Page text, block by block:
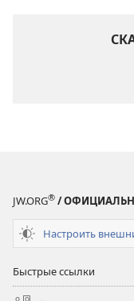
JW.ORG® /
Настроить
Быстрые ссылки